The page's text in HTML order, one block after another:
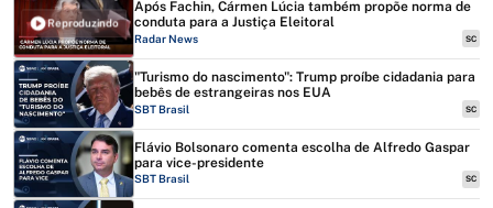
Reproduzindo
Após Fachin, Cármen Lúcia também propõe norma de
conduta para a Justiça Eleitoral
Radar News SC
"Turismo do nascimento": Trump proíbe cidadania para
bebês de estrangeiras nos EUA
SBT Brasil SC
Flávio Bolsonaro comenta escolha de Alfredo Gaspar
para vice-presidente
SBT Brasil SC